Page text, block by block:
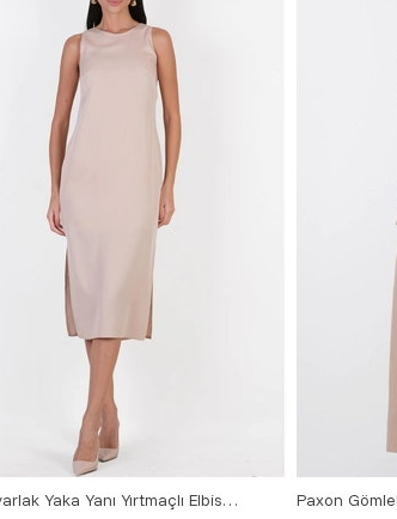
Opelia Yuvarlak Yaka Yanı Yırtmaçlı Elbise TAŞ